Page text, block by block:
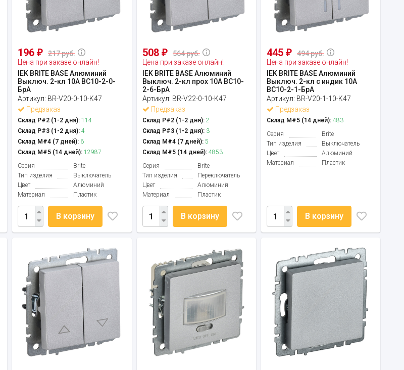
196₽
217 руб.
Цена при заказе онлайн!
IEK BRITE BASE Алюминий
Выключ. 2-кл 10А ВС10-2-0-
БрА
Артикул: BR-V20-0-10-K47
Предзаказ
Склад Р#2 (1-2 дня): 114
Склад Р#3 (1-2 дня): 4
Склад М#4 (7 дней): 6
Склад М#5 (14 дней): 12987
Серия
Brite
Тип изделия
Выключатель
Цвет
Алюминий
Материал
Пластик
В корзину
508 ₽
564 руб.
Цена при заказе онлайн!
IEK BRITE BASE Алюминий
Выключ. 2-кл прох 10А ВС10-
2-6-БрА
Артикул: BR-V22-0-10-K47
Предзаказ
Склад Р#2 (1-2 дня): 2
Склад Р#3 (1-2 дня): 3
Склад М#4 (7 дней): 5
Склад М#5 (14 дней): 4853
Серия
Brite
Тип изделия
Переключатель
Цвет
Алюминий
Материал
Пластик
В корзину
445 ₽
494 руб.
Цена при заказе онлайн!
IEK BRITE BASE Алюминий
Выключ. 2-кл с индик 10А
ВС10-2-1-БрА
Артикул: BR-V20-1-10-K47
Предзаказ
Склад М#5 (14 дней): 483
Серия
Brite
Тип изделия
Выключатель
Цвет
Алюминий
Материал
Пластик
В корзину